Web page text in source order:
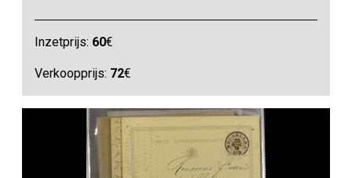
Inzetprijs: 60€
Verkoopprijs: 72€